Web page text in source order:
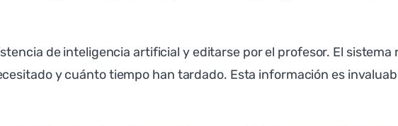
de inteligencia artificial y editarse por el profesor. El
y cuánto tiempo han tardado. Esta información es